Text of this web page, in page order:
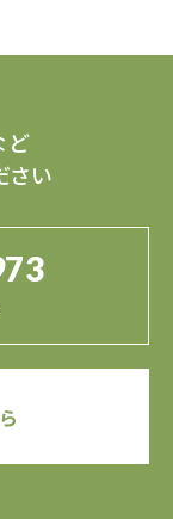
ど
さい